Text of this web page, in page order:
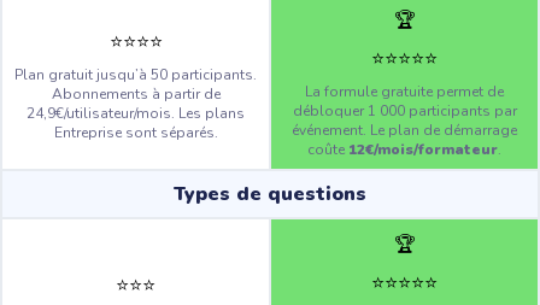
⭐️⭐️⭐️⭐️
Plan gratuit jusqu’à 50 participants.
Abonnements à partir de
24,9€/utilisateur/mois. Les plans
Entreprise sont séparés.
🏆
⭐️⭐️⭐️⭐️⭐️
La formule gratuite permet de
débloquer 1 000 participants par
événement. Le plan de démarrage
coûte 12€/mois/formateur.
Types de questions
⭐️⭐️⭐️
🏆
⭐️⭐️⭐️⭐️⭐️